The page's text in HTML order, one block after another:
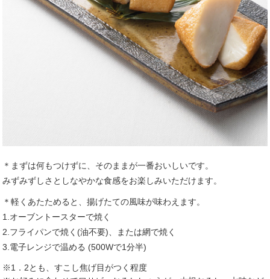
＊まずは何もつけずに、そのままが一番おいしいです。
みずみずしさとしなやかな食感をお楽しみいただけます。
＊軽くあたためると、揚げたての風味が味わえます。
1.オーブントースターで焼く
2.フライパンで焼く(油不要)、または網で焼く
3.電子レンジで温める (500Wで1分半)
※1．2とも、すこし焦げ目がつく程度